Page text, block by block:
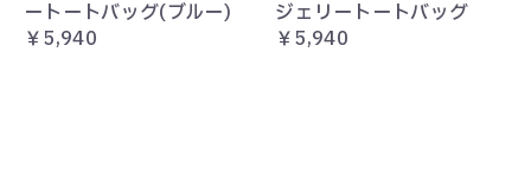
ートートバッグ(ブルー)
￥5,940
ジェリートートバッグ
￥5,940